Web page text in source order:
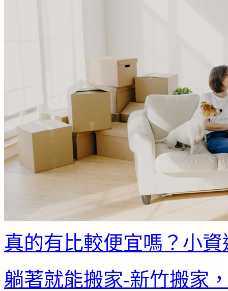
真的有比較便宜嗎？小
躺著就能搬家-新竹搬家